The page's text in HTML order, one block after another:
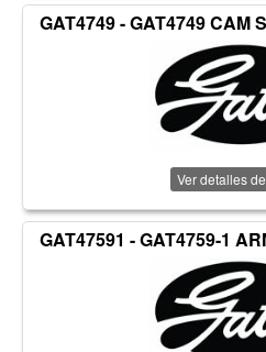
GAT4749 - GAT4749 CAM
Ver detalles
GAT47591 - GAT4759-1